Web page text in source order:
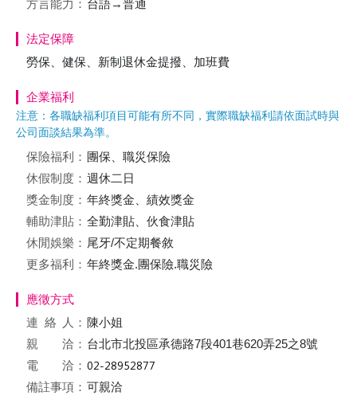
方言能力： 台語→普通
法定保障
勞保、健保、新制退休金提撥、加班費
企業福利
注意：各職缺福利項目可能有所不同，實際職缺福利請依面試時與
公司面談結果為準。
保險福利： 團保、職災保險
休假制度： 週休二日
獎金制度： 年終獎金、績效獎金
輔助津貼： 全勤津貼、伙食津貼
休閒娛樂： 尾牙/不定期餐敘
更多福利： 年終獎金.團保險.職災險
應徵方式
連絡
人： 陳小姐
親 洽： 台北市北投區承德路7段401巷620弄25之8號
電 洽：
備註事項： 可親洽